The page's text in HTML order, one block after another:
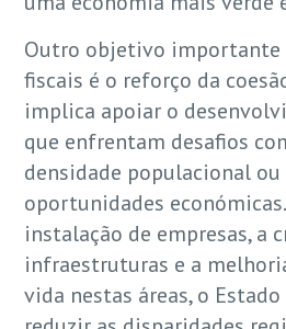
Outro objetivo importante
fiscais é o reforço da
implica apoiar o
que enfrentam desafios
densidade populacional
oportunidades
instalação de empresas, a
infraestruturas e a
vida nestas áreas, o